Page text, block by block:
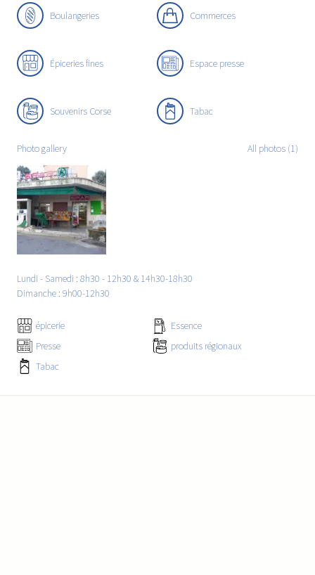
Boulangeries Commerces
Épiceries fines Espace presse
Souvenirs Corse Tabac
Photo gallery All photos (1)
Lundi - Samedi : 8h30 - 12h30 & 14h30-18h30
Dimanche : 9h00-12h30
épicerie
Essence
Presse
produits régionaux
Tabac